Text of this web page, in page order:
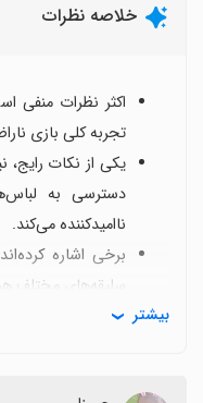
خلاصه نظرات
اکثر نظرات منفی
تجربه کلی بازی
یکی از نکات رایج،
دسترسی به
ناامیدکننده می‌کند.
برخی اشاره
سلیقه‌های مختلف
با وجود این، بیشتر